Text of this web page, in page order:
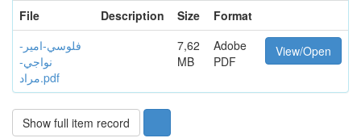
File
Description Size
Format
فلوسي-امير-
نواجي-
مراد.pdf
7,62
MB
Adobe
PDF
View/Open
Show full item record